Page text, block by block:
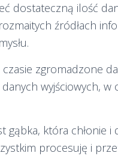
dostateczną ilość
źródłach
zgromadzone
wyjściowych, w
która chłonie i
procesuję i